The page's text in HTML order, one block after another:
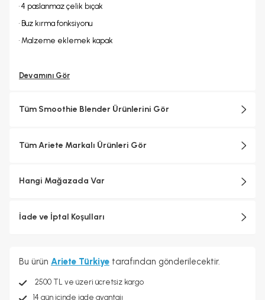
• 4 paslanmaz çelik bıçak
• Buz kırma fonksiyonu
• Malzeme eklemek kapak
Devamını Gör
Tüm Smoothie Blender Ürünlerini Gör
Tüm Ariete Markalı Ürünleri Gör
Hangi Mağazada Var
İade ve İptal Koşulları
Bu ürün Ariete Türkiye tarafından gönderilecektir.
2500 TL ve üzeri ücretsiz kargo
14 gün içinde iade avantajı